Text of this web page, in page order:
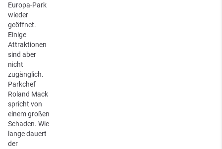
Europa-Park
wieder
geöffnet.
Einige
Attraktionen
sind aber
nicht
zugänglich.
Parkchef
Roland Mack
spricht von
einem großen
Schaden. Wie
lange dauert
der